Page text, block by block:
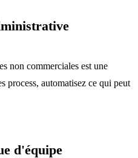
non commerciales est une
process, automatisez ce qui peut
d'équipe